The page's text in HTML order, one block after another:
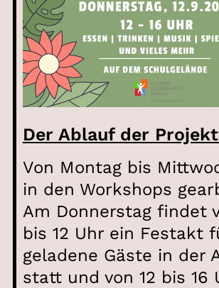
Der Ablauf der
Von Montag bis
in den Workshops
Am Donnerstag findet
bis 12 Uhr ein Festakt
geladene Gäste in der
statt und von 12 bis 16